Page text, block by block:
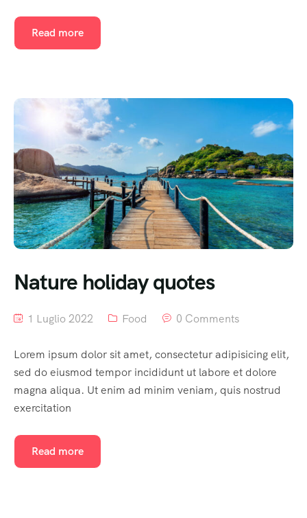
Read more
Nature holiday quotes
1 Luglio 2022 Food 0 Comments
Lorem ipsum dolor sit amet, consectetur adipisicing elit,
sed do eiusmod tempor incididunt ut labore et dolore
magna aliqua. Ut enim ad minim veniam, quis nostrud
exercitation
Read more